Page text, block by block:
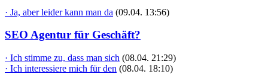
· Ja, aber leider kann man da (09.04. 13:56)
SEO Agentur für Geschäft?
· Ich stimme zu, dass man sich (08.04. 21:29)
· Ich interessiere mich für den (08.04. 18:10)